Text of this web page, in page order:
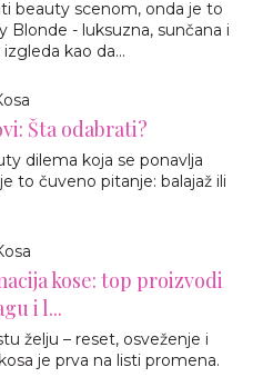
beauty scenom, onda je to
Blonde - luksuzna, sunčana i
kao da...
Šta odabrati?
dilema koja se ponavlja
to čuveno pitanje: balajaž ili
kose: top proizvodi
i l...
želju – reset, osveženje i
je prva na listi promena.